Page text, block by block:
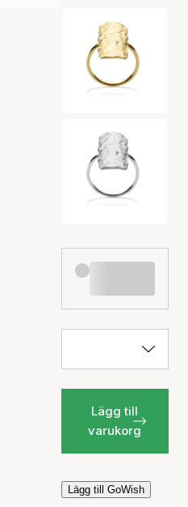
Val av färg
Lägg till
varukorg
Lägg till GoWish